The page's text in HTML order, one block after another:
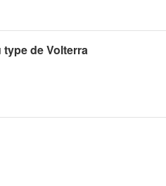
de Volterra